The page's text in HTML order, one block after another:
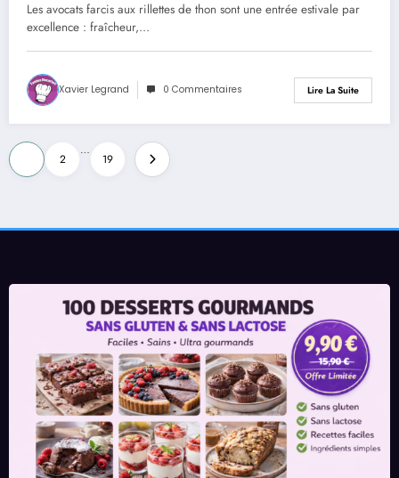
Les avocats farcis aux rillettes de thon sont une entrée estivale par
excellence : fraîcheur,…
Xavier Legrand 0 Commentaires Lire La Suite
Pagination
des
2
…
19